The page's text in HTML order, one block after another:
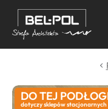
Współpraca
Wydarzenia
DO TEJ
dotyczy sklepów stacjonarnych